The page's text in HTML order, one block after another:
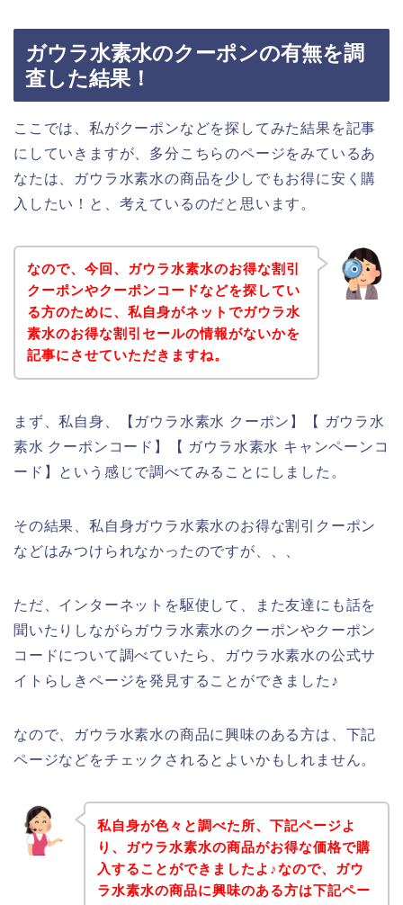
ガウラ水素水のクーポンの有無を調
査した結果！
ここでは、私がクーポンなどを探してみた結果を記事
にしていきますが、多分こちらのページをみているあ
なたは、ガウラ水素水の商品を少しでもお得に安く購
入したい！と、考えているのだと思います。
なので、今回、ガウラ水素水のお得な割引
クーポンやクーポンコードなどを探してい
る方のために、私自身がネットでガウラ水
素水のお得な割引セールの情報がないかを
記事にさせていただきますね。
まず、私自身、【ガウラ水素水 クーポン】【 ガウラ水
素水 クーポンコード】【 ガウラ水素水 キャンペーンコ
ード】という感じで調べてみることにしました。
その結果、私自身ガウラ水素水のお得な割引クーポン
などはみつけられなかったのですが、、、
ただ、インターネットを駆使して、また友達にも話を
聞いたりしながらガウラ水素水のクーポンやクーポン
コードについて調べていたら、ガウラ水素水の公式サ
イトらしきページを発見することができました♪
なので、ガウラ水素水の商品に興味のある方は、下記
ページなどをチェックされるとよいかもしれません。
私自身が色々と調べた所、下記ページよ
り、ガウラ水素水の商品がお得な価格で購
入することができましたよ♪なので、ガウ
ラ水素水の商品に興味のある方は下記ペー